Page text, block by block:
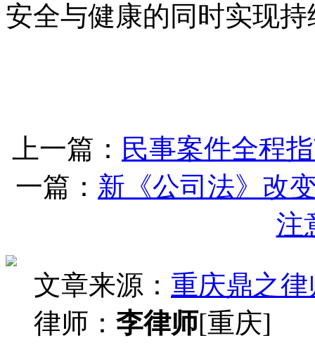
安全与健康的同时实现
上一篇： 民事案件全程
一篇： 新《公司法》改
注
文章来源： 重庆鼎之
律师： 李律师[重庆]